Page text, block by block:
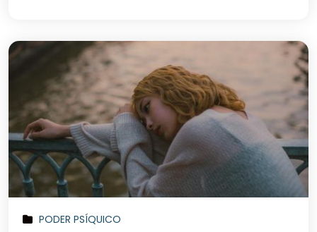
PODER PSÍQUICO